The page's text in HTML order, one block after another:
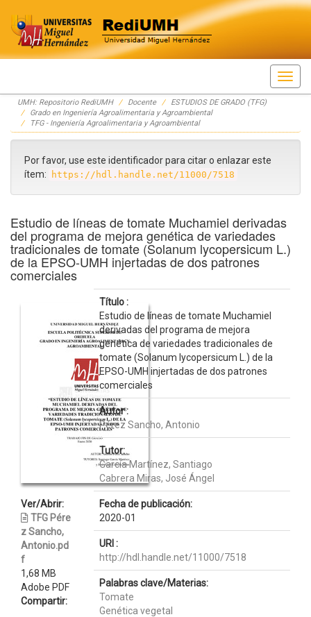
Skip
navigation
UMH: Repositorio RediUMH Docente
ESTUDIOS DE GRADO (TFG)
Grado en Ingeniería Agroalimentaria y Agroambiental
TFG - Ingeniería Agroalimentaria y Agroambiental
Por favor, use este identificador para citar o enlazar este
ítem:
https://hdl.handle.net/11000/7518
Estudio de líneas de tomate Muchamiel derivadas
del programa de mejora genética de variedades
tradicionales de tomate (Solanum lycopersicum L.)
de la EPSO-UMH injertadas de dos patrones
comerciales
Ver/Abrir:
TFG Pére
z Sancho,
Antonio.pd
f
1,68 MB
Adobe PDF
Compartir:
Título :
Estudio de líneas de tomate Muchamiel
derivadas del programa de mejora
genética de variedades tradicionales de
tomate (Solanum lycopersicum L.) de la
EPSO-UMH injertadas de dos patrones
comerciales
Autor :
Pérez Sancho, Antonio
Tutor:
García Martínez, Santiago
Cabrera Miras, José Ángel
Fecha de publicación:
2020-01
URI :
http://hdl.handle.net/11000/7518
Palabras clave/Materias:
Tomate
Genética vegetal